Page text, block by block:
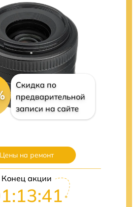
Скидка по
предварительной
записи на сайте
Цены на ремонт
Конец акции